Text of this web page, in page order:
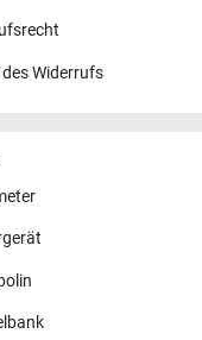
Widerrufs